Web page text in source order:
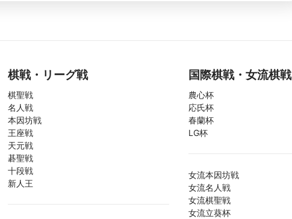
棋戦・リーグ戦
棋聖戦
名人戦
本因坊戦
王座戦
天元戦
碁聖戦
十段戦
新人王
国際棋戦・女流棋戦
農心杯
応氏杯
春蘭杯
LG杯
女流本因坊戦
女流名人戦
女流棋聖戦
女流立葵杯